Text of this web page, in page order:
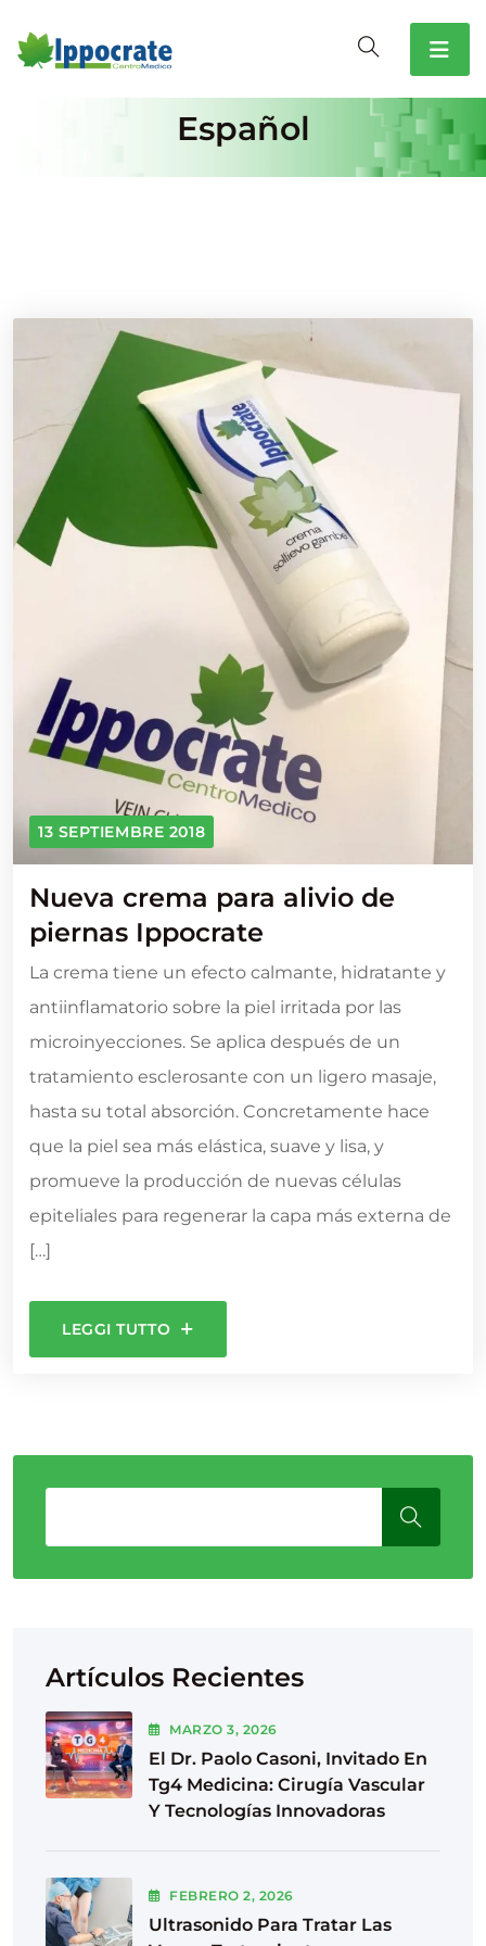
Español
13 SEPTIEMBRE 2018
Nueva crema para alivio de
piernas Ippocrate
La crema tiene un efecto calmante, hidratante y
antiinflamatorio sobre la piel irritada por las
microinyecciones. Se aplica después de un
tratamiento esclerosante con un ligero masaje,
hasta su total absorción. Concretamente hace
que la piel sea más elástica, suave y lisa, y
promueve la producción de nuevas células
epiteliales para regenerar la capa más externa de
[…]
LEGGI TUTTO
Artículos Recientes
MARZO3, 2026
El Dr. Paolo Casoni, Invitado En
Tg4 Medicina: Cirugía Vascular
Y Tecnologías Innovadoras
FEBRERO2, 2026
Ultrasonido Para Tratar Las